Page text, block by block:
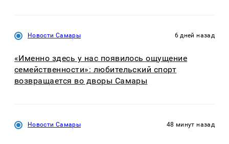
Новости Самары 6 дней назад
«Именно здесь у нас появилось ощущение
семейственности»: любительский спорт
возвращается во дворы Самары
Новости Самары 48 минут назад